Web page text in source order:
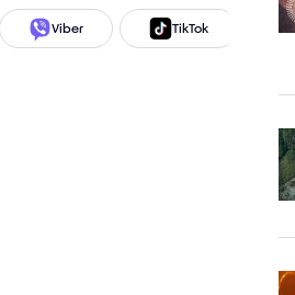
Viber TikTok